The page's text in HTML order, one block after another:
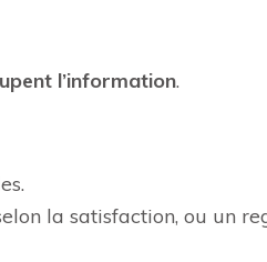
l’information.
la satisfaction, ou un